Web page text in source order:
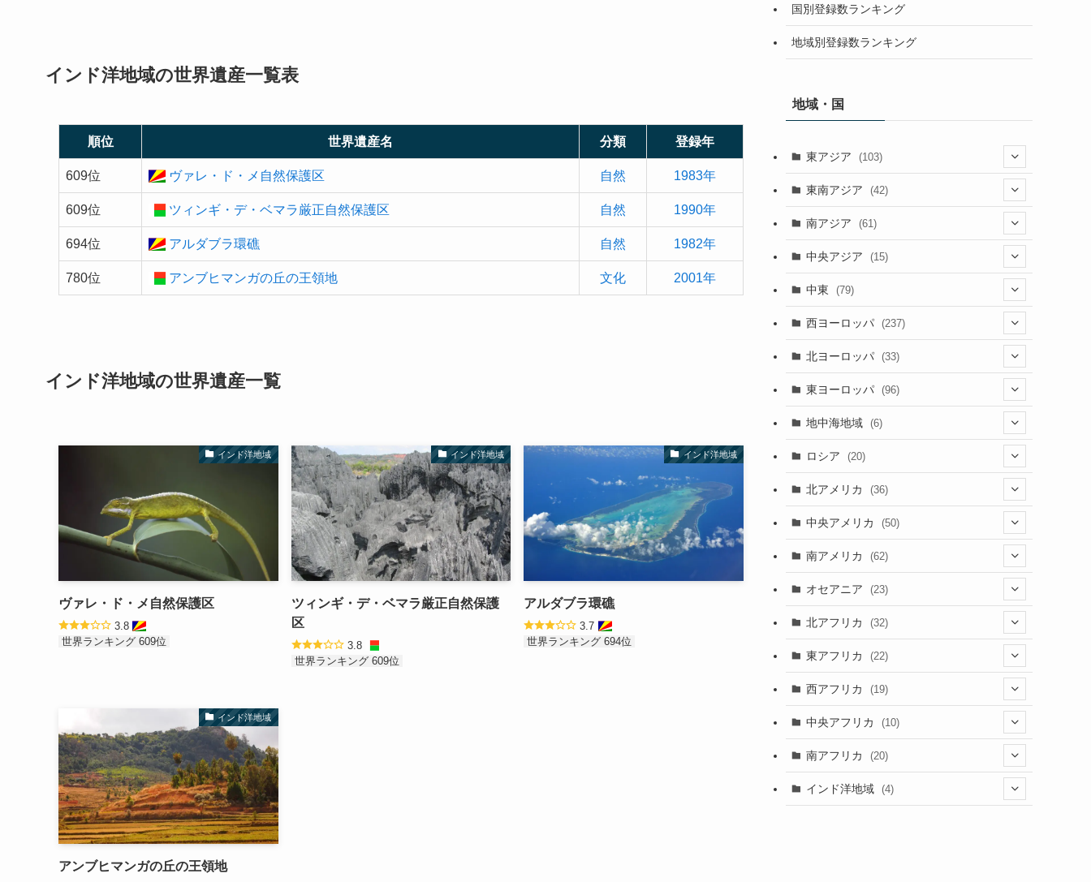
インド洋地域の世界遺産一覧表
順位 世界遺産名 分類 登録年
609位 ヴァレ・ド・メ自然保護区 自然 1983年
609位 ツィンギ・デ・ベマラ厳正自然保護区 自然 1990年
694位 アルダブラ環礁 自然 1982年
780位 アンブヒマンガの丘の王領地 文化 2001年
インド洋地域の世界遺産一覧
インド洋地域
ヴァレ・ド・メ自然保護区
3.8
世界ランキング 609位
インド洋地域
ツィンギ・デ・ベマラ厳正自然保護
区
3.8
世界ランキング 609位
インド洋地域
アルダブラ環礁
3.7
世界ランキング 694位
インド洋地域
アンブヒマンガの丘の王領地
国別登録数ランキング
地域別登録数ランキング
地域・国
東アジア (103)
(25)
(5)
(15)
東南アジア (42)
(9)
(3)
(8)
(4)
(2)
南アジア (61)
(40)
(6)
中央アジア (15)
(5)
中東 (79)
(2)
(1)
(20)
(5)
(1)
(12)
(1)
(3)
(5)
(5)
西ヨーロッパ (237)
(1)
(46)
(26)
(1)
(12)
(39)
(46)
(2)
(35)
(12)
(1)
北ヨーロッパ (33)
(3)
(13)
(8)
東ヨーロッパ (96)
(2)
(3)
(9)
(4)
(8)
(4)
(5)
(15)
(5)
地中海地域 (6)
(3)
(3)
ロシア (20)
(20)
北アメリカ (36)
(21)
(16)
中央アメリカ (50)
(1)
(6)
(3)
(1)
(1)
(1)
南アメリカ (62)
(7)
(3)
(4)
(5)
(21)
(6)
オセアニア (23)
(16)
(1)
(1)
(1)
北アフリカ (32)
(7)
(6)
(7)
東アフリカ (22)
(7)
(6)
(3)
西アフリカ (19)
(1)
(1)
中央アフリカ (10)
(1)
(2)
南アフリカ (20)
(1)
インド洋地域 (4)